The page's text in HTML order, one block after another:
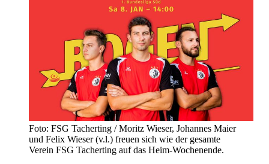
Foto: FSG Tacherting / Moritz Wieser, Johannes Maier
und Felix Wieser (v.l.) freuen sich wie der gesamte
Verein FSG Tacherting auf das Heim-Wochenende.